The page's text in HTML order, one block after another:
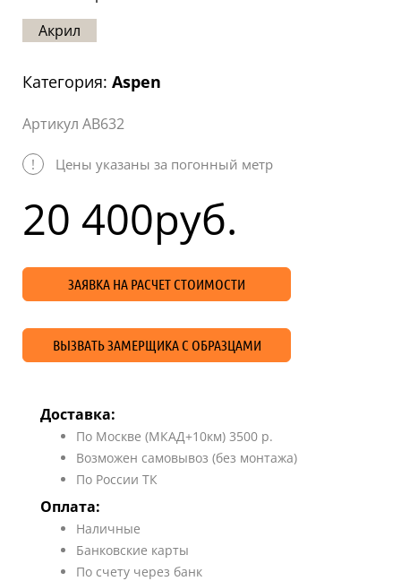
Карта
Акрил
Категория: Aspen
Артикул AB632
! Цены указаны за погонный метр
20 400руб.
ЗАЯВКА НА РАСЧЕТ СТОИМОСТИ
ВЫЗВАТЬ ЗАМЕРЩИКА С ОБРАЗЦАМИ
Доставка:
По Москве (МКАД+10км) 3500 р.
Возможен самовывоз (без монтажа)
По России ТК
Оплата:
Наличные
Банковские карты
По счету через банк